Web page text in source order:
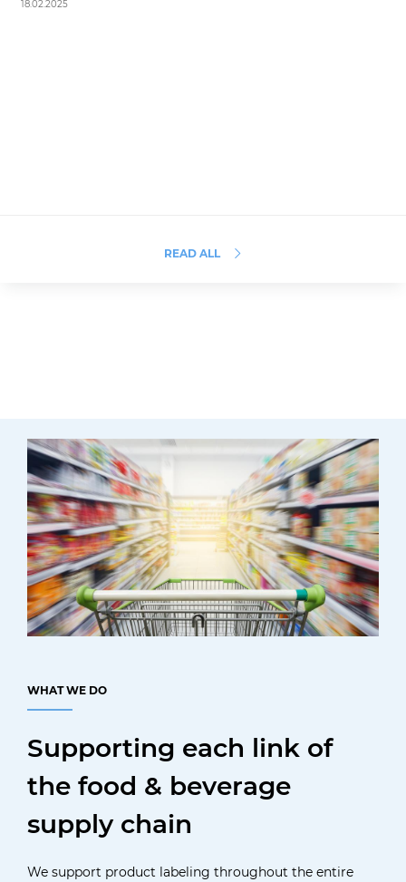
18.02.2025
READ ALL
WHAT WE DO
Supporting each link of
the food & beverage
supply chain
We support product labeling throughout the entire